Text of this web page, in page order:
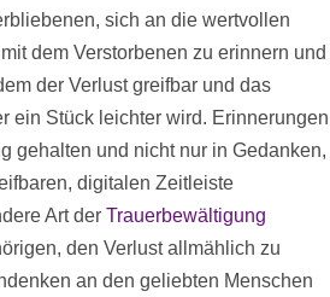
sich an die wertvollen
dem Verstorbenen zu erinnern und
der Verlust greifbar und das
ein Stück leichter wird. Erinnerungen
gehalten und nicht nur in Gedanken,
digitalen Zeitleiste
Art der Trauerbewältigung
den Verlust allmählich zu
an den geliebten Menschen